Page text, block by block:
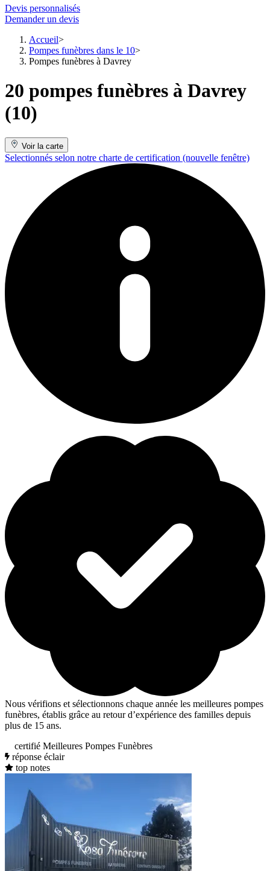
Devis personnalisés
Demander un devis
Accueil
Pompes funèbres dans le 10
Pompes funèbres à Davrey
20 pompes funèbres à Davrey
(10)
Voir la carte
Selectionnés selon notre charte de certification (nouvelle fenêtre)
Nous vérifions et sélectionnons chaque année les meilleures pompes
funèbres, établis grâce au retour d’expérience des familles depuis
plus de 15 ans.
certifié Meilleures Pompes Funèbres
réponse éclair
top notes